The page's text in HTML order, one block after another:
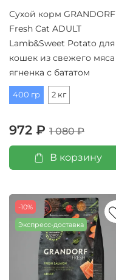
Сухой корм GRANDORF
Fresh Cat ADULT
Lamb&Sweet Potato для
кошек из свежего мяса
ягненка с бататом
400 гр 2 кг
972 ₽ 1 080 ₽
В корзину
-10%
Экспресс-доставка